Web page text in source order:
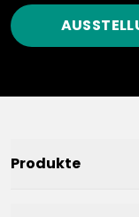
Produkte